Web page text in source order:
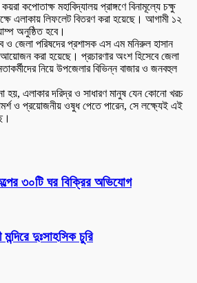
কপোতাক্ষ মহাবিদ্যালয় প্রাঙ্গণে বিনামূল্যে চক্ষু
এলাকায় লিফলেট বিতরণ করা হয়েছে। আগামী ১২
অনুষ্ঠিত হবে।
ও জেলা পরিষদের প্রশাসক এস এম মনিরুল হাসান
আয়োজন করা হয়েছে। প্রচারণার অংশ হিসেবে জেলা
নিয়ে উপজেলার বিভিন্ন বাজার ও জনবহুল
এলাকার দরিদ্র ও সাধারণ মানুষ যেন কোনো খরচ
ও প্রয়োজনীয় ওষুধ পেতে পারেন, সে লক্ষ্যেই এই
৩০টি ঘর বিক্রির অভিযোগ
দুঃসাহসিক চুরি